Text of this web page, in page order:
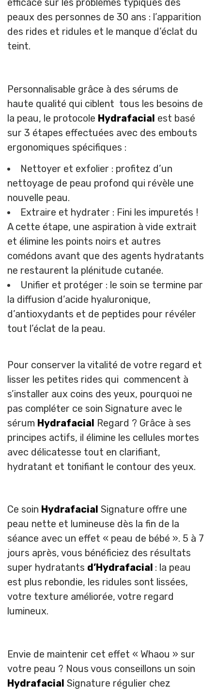
efficace sur les problèmes typiques des
peaux des personnes de 30 ans : l’apparition
des rides et ridules et le manque d’éclat du
teint.
Personnalisable grâce à des sérums de
haute qualité qui ciblent tous les besoins de
la peau, le protocole Hydrafacial est basé
sur 3 étapes effectuées avec des embouts
ergonomiques spécifiques :
Nettoyer et exfolier : profitez d’un
nettoyage de peau profond qui révèle une
nouvelle peau.
Extraire et hydrater : Fini les impuretés !
A cette étape, une aspiration à vide extrait
et élimine les points noirs et autres
comédons avant que des agents hydratants
ne restaurent la plénitude cutanée.
Unifier et protéger : le soin se termine par
la diffusion d’acide hyaluronique,
d’antioxydants et de peptides pour révéler
tout l’éclat de la peau.
Pour conserver la vitalité de votre regard et
lisser les petites rides qui commencent à
s’installer aux coins des yeux, pourquoi ne
pas compléter ce soin Signature avec le
sérum Hydrafacial Regard ? Grâce à ses
principes actifs, il élimine les cellules mortes
avec délicatesse tout en clarifiant,
hydratant et tonifiant le contour des yeux.
Ce soin Hydrafacial Signature offre une
peau nette et lumineuse dès la fin de la
séance avec un effet « peau de bébé ». 5 à 7
jours après, vous bénéficiez des résultats
super hydratants d’Hydrafacial : la peau
est plus rebondie, les ridules sont lissées,
votre texture améliorée, votre regard
lumineux.
Envie de maintenir cet effet « Whaou » sur
votre peau ? Nous vous conseillons un soin
Hydrafacial Signature régulier chez